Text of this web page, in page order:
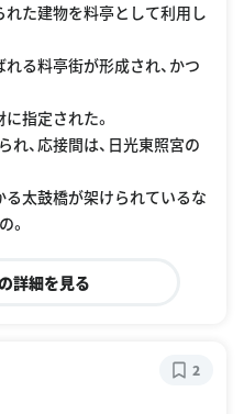
れた建物を料亭として利用し
る料亭街が形成され、かつ
指定された。
、応接間は、日光東照宮の
る太鼓橋が架けられているな
。
詳細を見る
2